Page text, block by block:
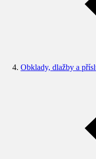
Obklady, dlažby a